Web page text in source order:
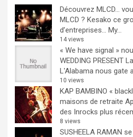
Découvrez MLCD…
MLCD ? Kesako ce
d’entreprises… My...
14 views
« We have signal »
WEDDING PRESENT
L'Alabama nous gate
10 views
KAP BAMBINO «
maisons de retraite
des Inrocks plus
8 views
SUSHEELA RAMAN